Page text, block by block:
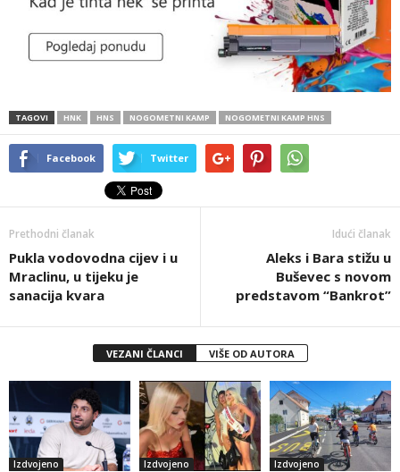
TAGOVI HNK HNS NOGOMETNI KAMP NOGOMETNI KAMP HNS
Facebook Twitter
Prethodni članak
Pukla vodovodna cijev i u
Mraclinu, u tijeku je
sanacija kvara
Idući članak
Aleks i Bara stižu u
Buševec s novom
predstavom “Bankrot”
VEZANI ČLANCI VIŠE OD AUTORA
Izdvojeno Izdvojeno Izdvojeno